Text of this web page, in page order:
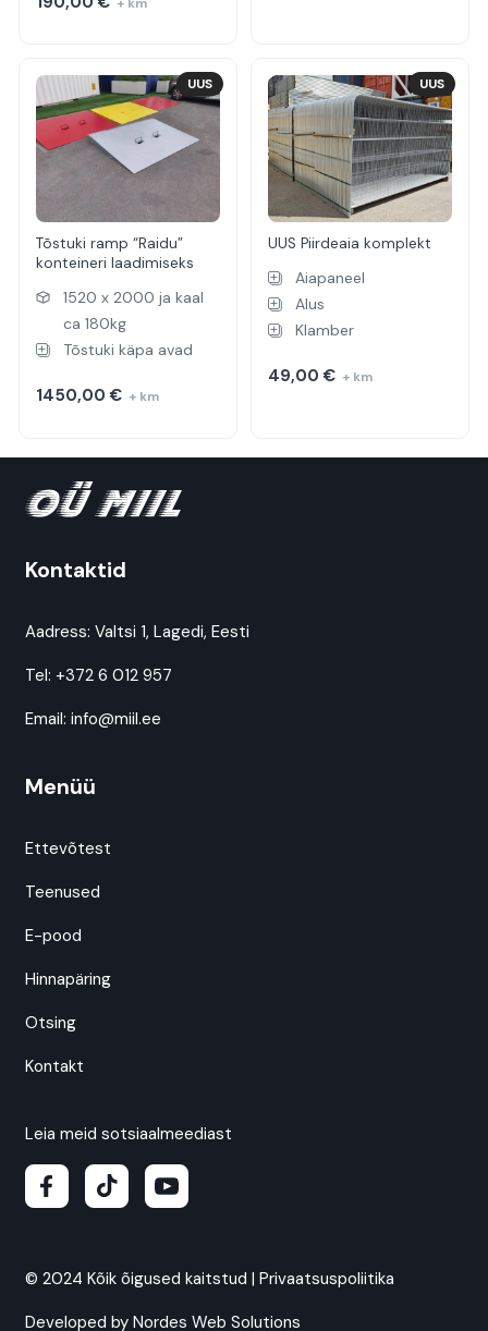
Tõstuki ramp “Raidu”
konteineri laadimiseks
1520 x 2000 ja kaal
ca 180kg
Tõstuki käpa avad
1450,00€ + km
UUS
UUS Piirdeaia komplekt
Aiapaneel
Alus
Klamber
49,00€ + km
UUS
Kontaktid
Aadress: Valtsi 1, Lagedi, Eesti
Tel: +372 6 012 957
Email: info@miil.ee
Menüü
Ettevõtest
Teenused
E-pood
Hinnapäring
Otsing
Kontakt
Leia meid sotsiaalmeediast
© 2024 Kõik õigused kaitstud | Privaatsuspoliitika
Developed by Nordes Web Solutions